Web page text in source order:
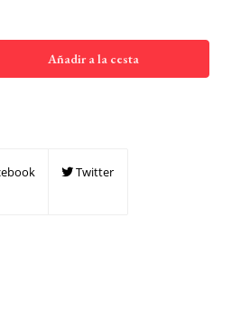
Añadir a la cesta
Twitter